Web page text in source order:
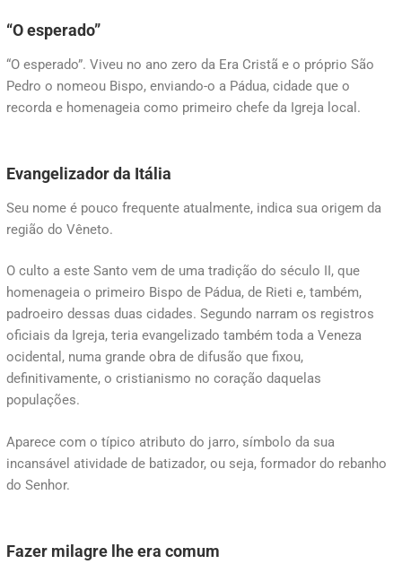
“O esperado”
“O esperado”. Viveu no ano zero da Era Cristã e o próprio São
Pedro o nomeou Bispo, enviando-o a Pádua, cidade que o
recorda e homenageia como primeiro chefe da Igreja local.
Evangelizador da Itália
Seu nome é pouco frequente atualmente, indica sua origem da
região do Vêneto.
O culto a este Santo vem de uma tradição do século II, que
homenageia o primeiro Bispo de Pádua, de Rieti e, também,
padroeiro dessas duas cidades. Segundo narram os registros
oficiais da Igreja, teria evangelizado também toda a Veneza
ocidental, numa grande obra de difusão que fixou,
definitivamente, o cristianismo no coração daquelas
populações.
Aparece com o típico atributo do jarro, símbolo da sua
incansável atividade de batizador, ou seja, formador do rebanho
do Senhor.
Fazer milagre lhe era comum